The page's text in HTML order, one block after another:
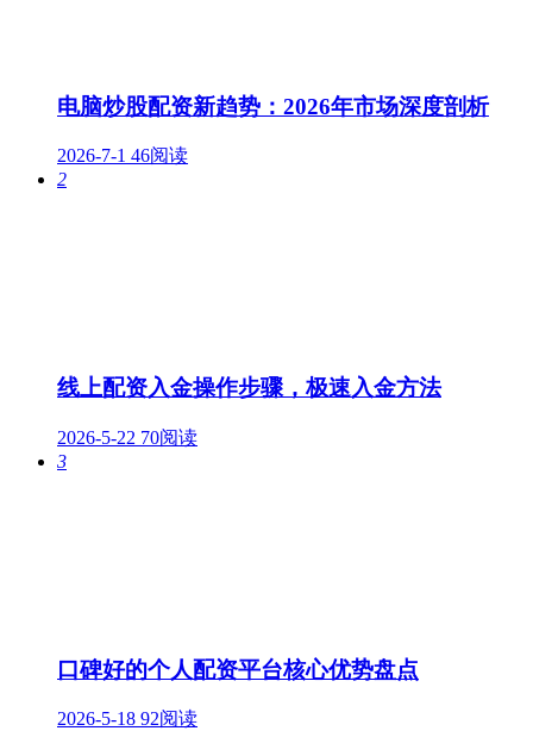
电脑炒股配资新趋势：2026年市场深度剖析
2026-7-1 46阅读
2
线上配资入金操作步骤，极速入金方法
2026-5-22 70阅读
3
口碑好的个人配资平台核心优势盘点
2026-5-18 92阅读